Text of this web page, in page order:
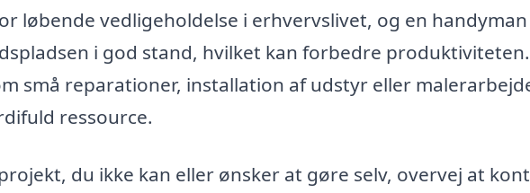
løbende vedligeholdelse i erhvervslivet, og en
i god stand, hvilket kan forbedre produktiviteten.
små reparationer, installation af udstyr eller
ressource.
du ikke kan eller ønsker at gøre selv, overvej at